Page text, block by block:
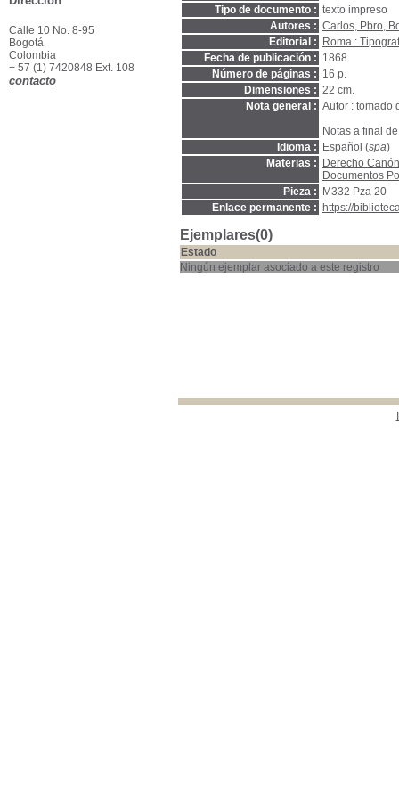
Tipo de documento : texto impreso
Autores : Carlos, Pbro,
Editorial :
Roma :
Fecha de publicación : 1868
Número de páginas : 16 p.
Dimensiones : 22 cm.
Nota general : Autor : tomado
Notas a final
Idioma :
Español (spa)
Materias :
Derecho
Documentos
Pieza :
M332 Pza 20
Enlace permanente :
https://
Ejemplares(0)
Estado
Ningún ejemplar asociado a este registro
Calle 10 No. 8-95
Bogotá
Colombia
+ 57 (1) 7420848 Ext. 108
contacto